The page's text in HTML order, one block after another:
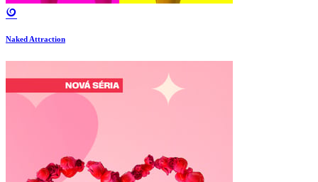
Naked Attraction